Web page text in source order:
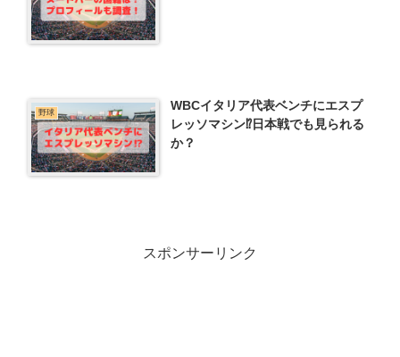
野球
WBCイタリア代表ベンチにエスプ
レッソマシン⁉日本戦でも見られる
か？
スポンサーリンク